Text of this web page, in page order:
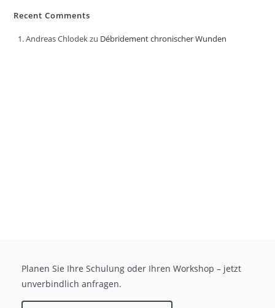
Recent Comments
Andreas Chlodek zu Débridement chronischer Wunden
Planen Sie Ihre Schulung oder Ihren Workshop – jetzt
unverbindlich anfragen.